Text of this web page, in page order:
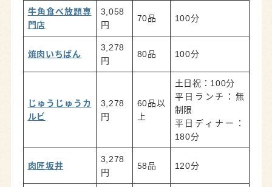
牛角食べ放題専
門店
3,058
円
70品 100分
焼肉いちばん
3,278
円
80品 100分
じゅうじゅうカ
ルビ
3,278
円
60品以
上
土日祝：100分
平日ランチ：無
制限
平日ディナー：
180分
肉匠坂井
3,278
円
58品 120分